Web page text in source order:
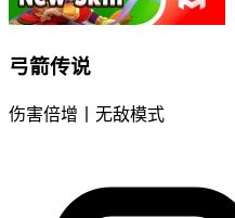
弓箭传说
伤害倍增丨无敌模式